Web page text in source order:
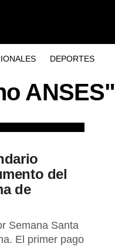
DEPORTES
ANSES"
del
de
Semana Santa
El primer pago